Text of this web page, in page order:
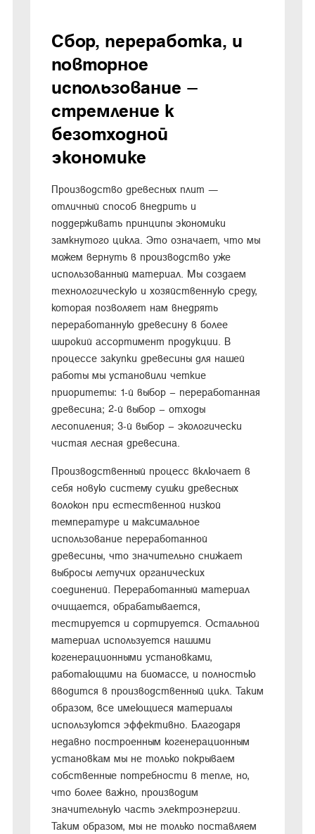
Сбор, переработка, и
повторное
использование –
стремление к
безотходной
экономике
Производство древесных плит —
отличный способ внедрить и
поддерживать принципы экономики
замкнутого цикла. Это означает, что мы
можем вернуть в производство уже
использованный материал. Мы создаем
технологическую и хозяйственную среду,
которая позволяет нам внедрять
переработанную древесину в более
широкий ассортимент продукции. В
процессе закупки древесины для нашей
работы мы установили четкие
приоритеты: 1-й выбор – переработанная
древесина; 2-й выбор – отходы
лесопиления; 3-й выбор – экологически
чистая лесная древесина.
Производственный процесс включает в
себя новую систему сушки древесных
волокон при естественной низкой
температуре и максимальное
использование переработанной
древесины, что значительно снижает
выбросы летучих органических
соединений. Переработанный материал
очищается, обрабатывается,
тестируется и сортируется. Остальной
материал используется нашими
когенерационными установками,
работающими на биомассе, и полностью
вводится в производственный цикл. Таким
образом, все имеющиеся материалы
используются эффективно. Благодаря
недавно построенным когенерационным
установкам мы не только покрываем
собственные потребности в тепле, но,
что более важно, производим
значительную часть электроэнергии.
Таким образом, мы не только поставляем